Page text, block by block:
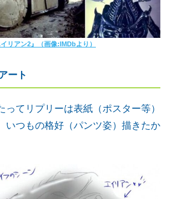
リアン2』（画像:IMDbより）
ート
ってリプリーは表紙（ポスター等）
いつもの格好（パンツ姿）描きたか